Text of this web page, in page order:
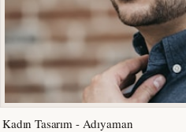
Kadın Tasarım - Adıyaman